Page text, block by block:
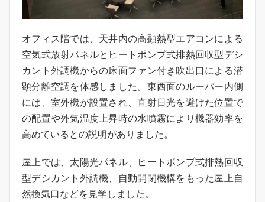
オフィス階では、天井内の高顕熱型エアコンによる
空気式放射パネルとヒートポンプ式排熱回収型デシ
カント外調機からの床面ファン付き吹出口による潜
顕分離空調を体感しました。東西面のルーバー内側
には、室外機が設置され、直射日光を避けた位置で
の配置や外気温度上昇時の水噴霧により機器効率を
高めているとの説明がありました。
屋上では、太陽光パネル、ヒートポンプ式排熱回収
型デシカント外調機、自動開閉機構をもった屋上自
然換気口などを見学しました。